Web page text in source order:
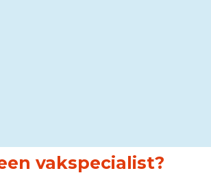
vakspecialist?